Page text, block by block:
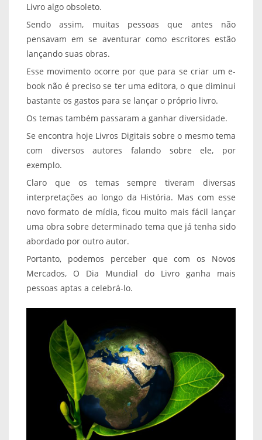
Livro algo obsoleto.
Sendo assim, muitas pessoas que antes não
pensavam em se aventurar como escritores estão
lançando suas obras.
Esse movimento ocorre por que para se criar um e-
book não é preciso se ter uma editora, o que diminui
bastante os gastos para se lançar o próprio livro.
Os temas também passaram a ganhar diversidade.
Se encontra hoje Livros Digitais sobre o mesmo tema
com diversos autores falando sobre ele, por
exemplo.
Claro que os temas sempre tiveram diversas
interpretações ao longo da História. Mas com esse
novo formato de mídia, ficou muito mais fácil lançar
uma obra sobre determinado tema que já tenha sido
abordado por outro autor.
Portanto, podemos perceber que com os Novos
Mercados, O Dia Mundial do Livro ganha mais
pessoas aptas a celebrá-lo.